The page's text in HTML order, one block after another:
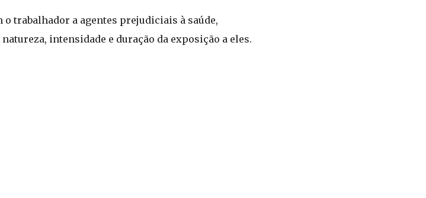
trabalhador a agentes prejudiciais à saúde,
intensidade e duração da exposição a eles.